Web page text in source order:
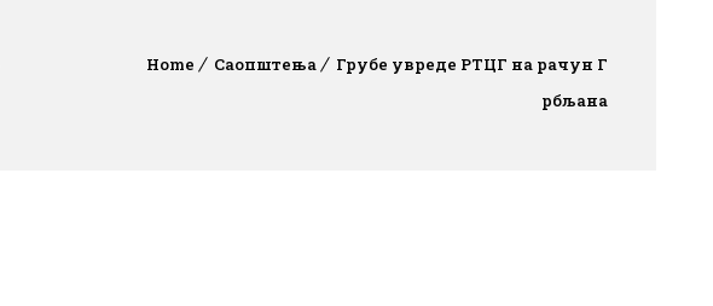
Home Саопштења
Грубе увреде РТЦГ на рачун Г
рбљана